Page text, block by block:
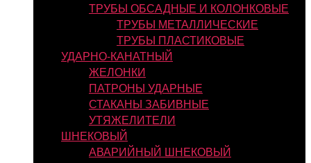
ТРУБЫ ОБСАДНЫЕ И КОЛОНКОВЫЕ
ТРУБЫ МЕТАЛЛИЧЕСКИЕ
ТРУБЫ ПЛАСТИКОВЫЕ
УДАРНО-КАНАТНЫЙ
ЖЕЛОНКИ
ПАТРОНЫ УДАРНЫЕ
СТАКАНЫ ЗАБИВНЫЕ
УТЯЖЕЛИТЕЛИ
ШНЕКОВЫЙ
АВАРИЙНЫЙ ШНЕКОВЫЙ